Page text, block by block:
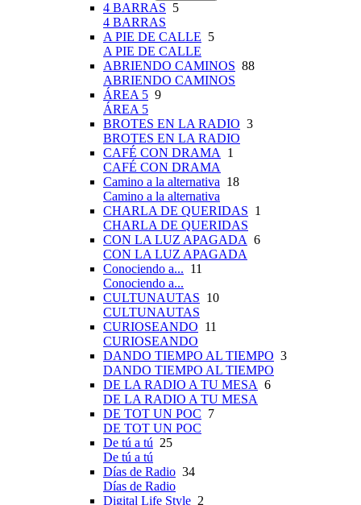
4 BARRAS 5
4 BARRAS
A PIE DE CALLE 5
A PIE DE CALLE
ABRIENDO CAMINOS 88
ABRIENDO CAMINOS
ÁREA 5 9
ÁREA 5
BROTES EN LA RADIO 3
BROTES EN LA RADIO
CAFÉ CON DRAMA
1
CAFÉ CON DRAMA
Camino a la alternativa 18
Camino a la alternativa
CHARLA DE QUERIDAS 1
CHARLA DE QUERIDAS
CON LA LUZ APAGADA 6
CON LA LUZ APAGADA
Conociendo a... 11
Conociendo a...
CULTUNAUTAS 10
CULTUNAUTAS
CURIOSEANDO 11
CURIOSEANDO
DANDO TIEMPO AL TIEMPO 3
DANDO TIEMPO AL TIEMPO
DE LA RADIO A TU MESA 6
DE LA RADIO A TU MESA
DE TOT UN POC 7
DE TOT UN POC
De tú a tú 25
De tú a tú
Días de Radio 34
Días de Radio
Digital Life Style 2